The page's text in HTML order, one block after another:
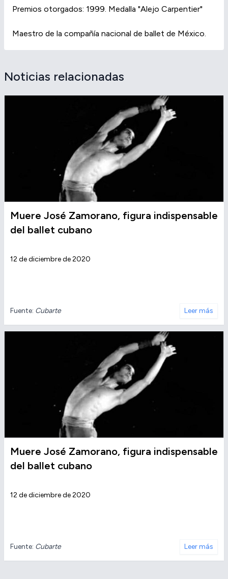
Premios otorgados: 1999. Medalla "Alejo Carpentier"
Maestro de la compañía nacional de ballet de México.
Noticias relacionadas
Muere José Zamorano, figura indispensable
del ballet cubano
12 de diciembre de 2020
Fuente: Cubarte Leer más
Muere José Zamorano, figura indispensable
del ballet cubano
12 de diciembre de 2020
Fuente: Cubarte Leer más